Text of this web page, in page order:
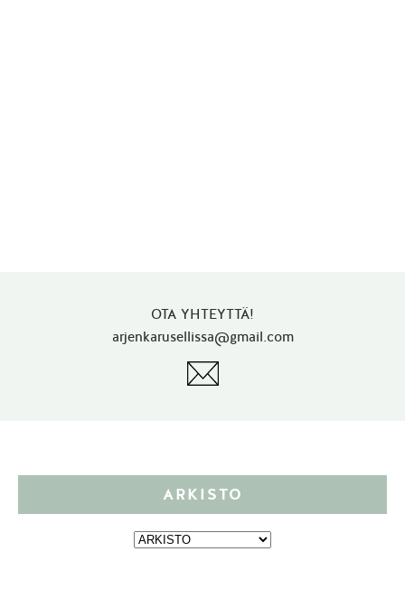
OTA YHTEYTTÄ!
arjenkarusellissa@gmail.com
ARKISTO